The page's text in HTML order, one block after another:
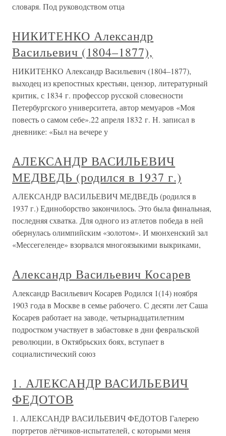
словаря. Под руководством отца
НИКИТЕНКО Александр
Васильевич (1804–1877),
НИКИТЕНКО Александр Васильевич (1804–1877),
выходец из крепостных крестьян, цензор, литературный
критик, с 1834 г. профессор русской словесности
Петербургского университета, автор мемуаров «Моя
повесть о самом себе».22 апреля 1832 г. Н. записал в
дневнике: «Был на вечере у
АЛЕКСАНДР ВАСИЛЬЕВИЧ
МЕДВЕДЬ (родился в 1937 г.)
АЛЕКСАНДР ВАСИЛЬЕВИЧ МЕДВЕДЬ (родился в
1937 г.) Единоборство закончилось. Это была финальная,
последняя схватка. Для одного из атлетов победа в ней
обернулась олимпийским «золотом». И мюнхенский зал
«Мессегеленде» взорвался многоязыкими выкриками,
Александр Васильевич Косарев
Александр Васильевич Косарев Родился 1(14) ноября
1903 года в Москве в семье рабочего. С десяти лет Саша
Косарев работает на заводе, четырнадцатилетним
подростком участвует в забастовке в дни февральской
революции, в Октябрьских боях, вступает в
социалистический союз
1. АЛЕКСАНДР ВАСИЛЬЕВИЧ
ФЕДОТОВ
1. АЛЕКСАНДР ВАСИЛЬЕВИЧ ФЕДОТОВ Галерею
портретов лётчиков-испытателей, с которыми меня